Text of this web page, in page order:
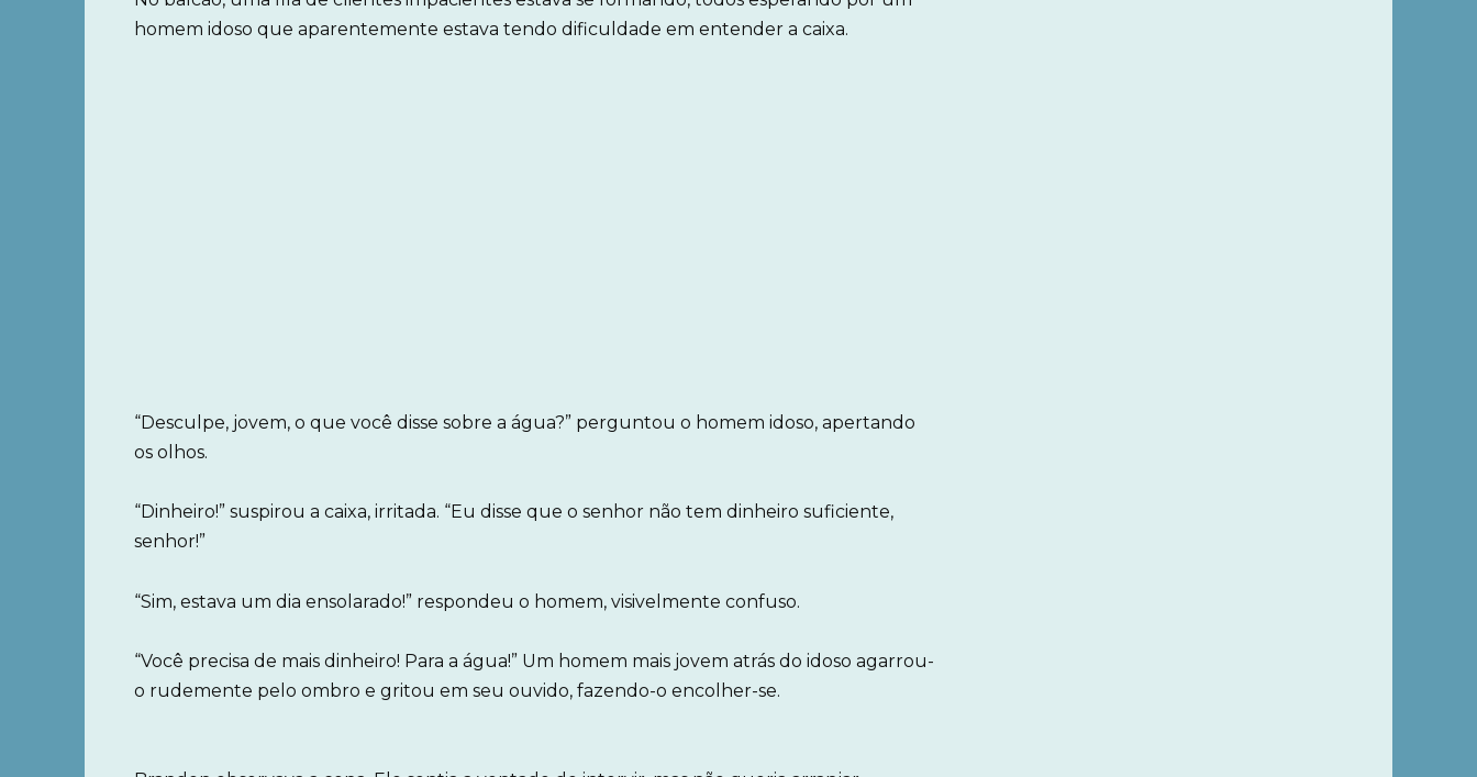
homem idoso que aparentemente estava tendo dificuldade em entender a caixa.
“Desculpe, jovem, o que você disse sobre a água?” perguntou o homem idoso, apertando
os olhos.
“Dinheiro!” suspirou a caixa, irritada. “Eu disse que o senhor não tem dinheiro suficiente,
senhor!”
“Sim, estava um dia ensolarado!” respondeu o homem, visivelmente confuso.
“Você precisa de mais dinheiro! Para a água!” Um homem mais jovem atrás do idoso agarrou-
o rudemente pelo ombro e gritou em seu ouvido, fazendo-o encolher-se.